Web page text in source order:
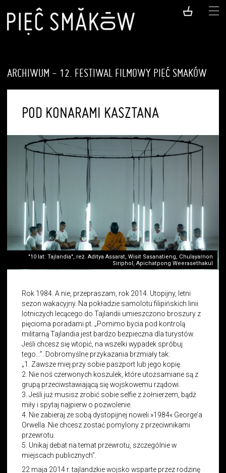
ARCHIWUM - 12. FESTIWAL FILMOWY PIĘĆ SMAKÓW
POD KONARAMI KASZTANA
"10 lat: Tajlandia", reż. Aditya Assarat, Wisit Sasanatieng, Chulayarnon
Siriphol, Apichatpong Weerasethakul
Rok 1984. A nie, przepraszam, rok 2014. Utopijny, letni
sezon wakacyjny. Na pokładzie samolotu filipińskich linii
lotniczych lecącego do Tajlandii umieszczono broszury z
pięcioma poradami pt. „Pomimo bycia pod kontrolą
militarną Tajlandia jest bardzo bezpieczna dla turystów.
Jeśli chcesz się wtopić, na wszelki wypadek spróbuj
tego…”. Dobromyślne przykazania brzmiały tak:
„1. Zawsze miej przy sobie paszport lub jego kopię.
2. Nie noś czerwonych koszulek, które utożsamiane są z
grupą przeciwstawiającą się wojskowemu rządowi.
3. Jeśli już musisz zrobić sobie selfie z żołnierzem, bądź
miły i spytaj najpierw o pozwolenie.
4. Nie zabieraj ze sobą dystopijnej noweli »1984« George’a
Orwella. Nie chcesz zostać pomylony z przeciwnikami
przewrotu.
5. Unikaj debat na temat przewrotu, szczególnie w
miejscach publicznych”.
22 maja 2014 r. tajlandzkie wojsko wsparte przez rodzinę